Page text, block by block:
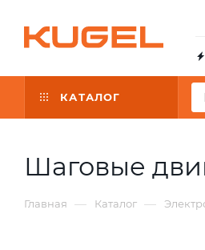
КАТАЛОГ
Шаговые
Главная — Каталог —